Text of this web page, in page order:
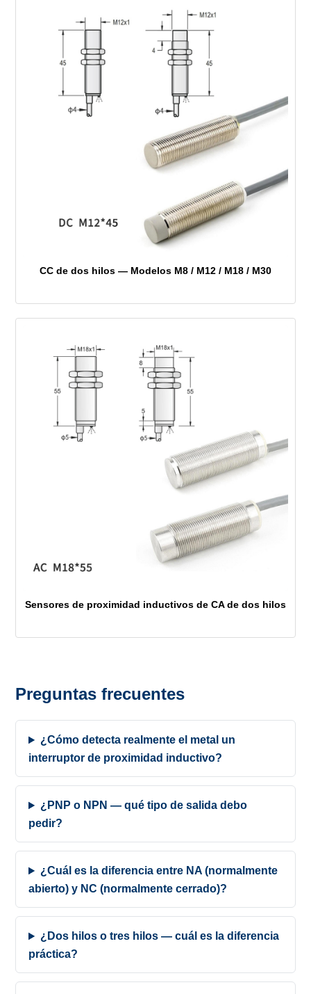
CC de dos hilos — Modelos M8 / M12 / M18 / M30
Sensores de proximidad inductivos de CA de dos hilos
Preguntas frecuentes
¿Cómo detecta realmente el metal un
interruptor de proximidad inductivo?
¿PNP o NPN — qué tipo de salida debo
pedir?
¿Cuál es la diferencia entre NA (normalmente
abierto) y NC (normalmente cerrado)?
¿Dos hilos o tres hilos — cuál es la diferencia
práctica?